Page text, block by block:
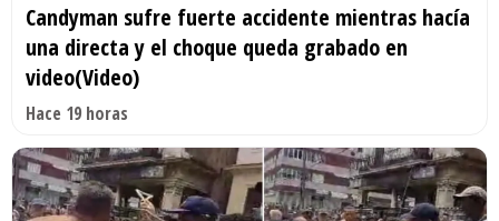
Candyman sufre fuerte accidente mientras hacía
una directa y el choque queda grabado en
video(Video)
Hace 19 horas